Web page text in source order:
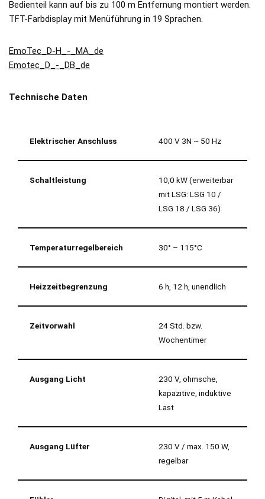
Bedienteil kann auf bis zu 100 m Entfernung montiert werden.
TFT-Farbdisplay mit Menüführung in 19 Sprachen.
EmoTec_D-H_-_MA_de
Emotec_D_-_DB_de
Technische Daten
Elektrischer Anschluss 400 V 3N ~ 50 Hz
Schaltleistung
10,0 kW (erweiterbar
mit LSG: LSG 10 /
LSG 18 / LSG 36)
Temperaturregelbereich 30° – 115°C
Heizzeitbegrenzung 6 h, 12 h, unendlich
Zeitvorwahl
24 Std. bzw.
Wochentimer
Ausgang Licht
230 V, ohmsche,
kapazitive, induktive
Last
Ausgang Lüfter
230 V / max. 150 W,
regelbar